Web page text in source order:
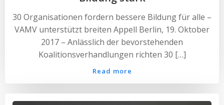
30 Organisationen fordern bessere Bildung für alle –
VAMV unterstützt breiten Appell Berlin, 19. Oktober
2017 – Anlässlich der bevorstehenden
Koalitionsverhandlungen richten 30 […]
Read more